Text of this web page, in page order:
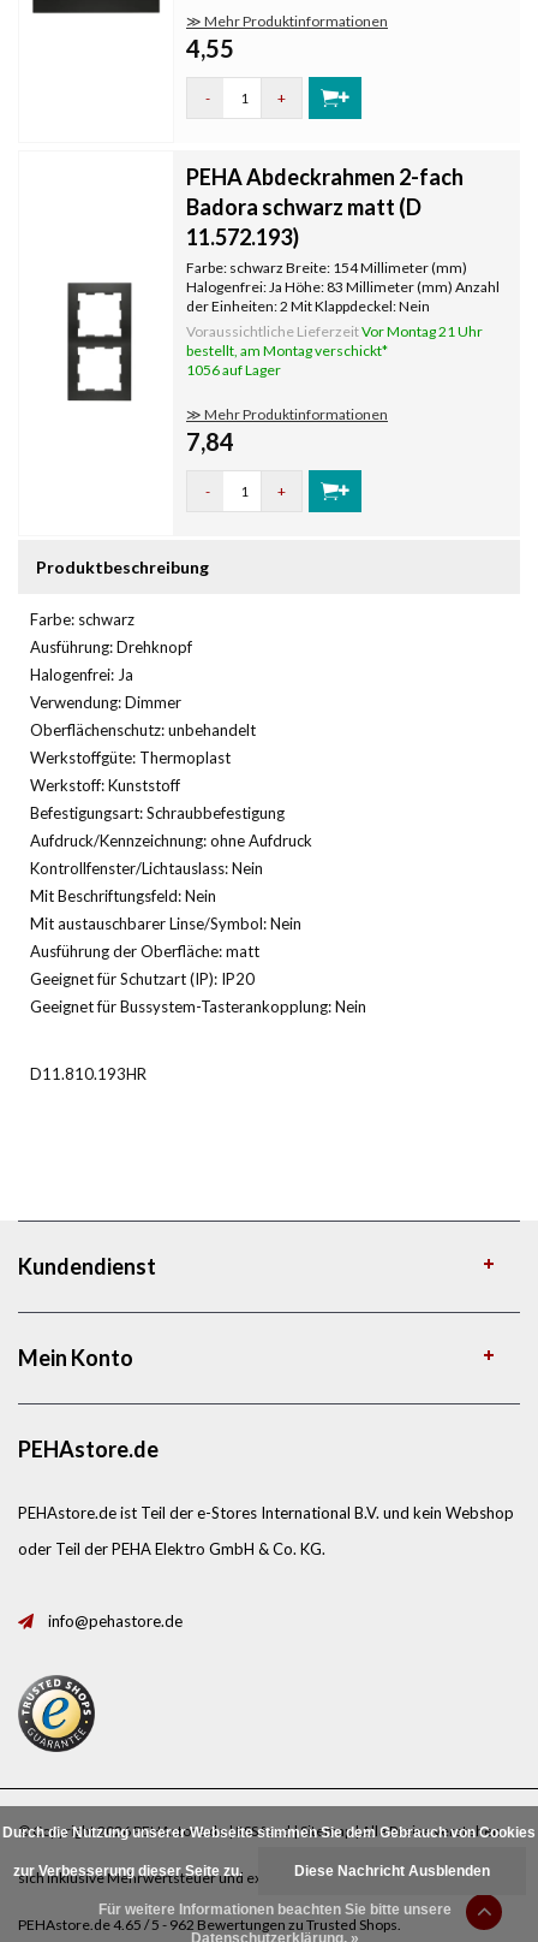
≫ Mehr Produktinformationen
4,55
- +
PEHA Abdeckrahmen 2-fach
Badora schwarz matt (D
11.572.193)
Farbe: schwarz Breite: 154 Millimeter (mm)
Halogenfrei: Ja Höhe: 83 Millimeter (mm) Anzahl
der Einheiten: 2 Mit Klappdeckel: Nein
Oberflächenschutz: unbehandelt
Textfeld/Beschriftungsfläche: Nein
Werkstoffgüte: Thermoplast Werkstoff:
Kunststoff Befes
Voraussichtliche LieferzeitVor Montag 21 Uhr
bestellt, am Montag verschickt*
1056 auf Lager
≫ Mehr Produktinformationen
7,84
- +
Produktbeschreibung
Farbe: schwarz
Ausführung: Drehknopf
Halogenfrei: Ja
Verwendung: Dimmer
Oberflächenschutz: unbehandelt
Werkstoffgüte: Thermoplast
Werkstoff: Kunststoff
Befestigungsart: Schraubbefestigung
Aufdruck/Kennzeichnung: ohne Aufdruck
Kontrollfenster/Lichtauslass: Nein
Mit Beschriftungsfeld: Nein
Mit austauschbarer Linse/Symbol: Nein
Ausführung der Oberfläche: matt
Geeignet für Schutzart (IP): IP20
Geeignet für Bussystem-Tasterankopplung: Nein
D11.810.193HR
Kundendienst
Mein Konto
PEHAstore.de
PEHAstore.de ist Teil der e-Stores International B.V. und kein Webshop
oder Teil der PEHA Elektro GmbH & Co. KG.
info@pehastore.de
© Copyright 2026 PEHAstore.de |RSS feed|Sitemap| Alle Preise verstehen
sich inklusive Mehrwertsteuer und exklusivePorto.
PEHAstore.de4.65 /5 - 962 Bewertungen zu Trusted Shops
Durch die Nutzung unserer Webseite stimmen Sie dem Gebrauch von Cookies
zur Verbesserung dieser Seite zu. Diese Nachricht Ausblenden
Für weitere Informationen beachten Sie bitte unsere
Datenschutzerklärung. »